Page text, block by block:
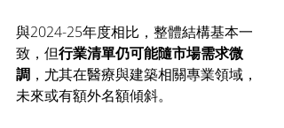
與2024-25年度相比，整體結構基本一
致，但行業清單仍可能隨市場需求微
調 ，尤其在醫療與建築相關專業領域，
未來或有額外名額傾斜。